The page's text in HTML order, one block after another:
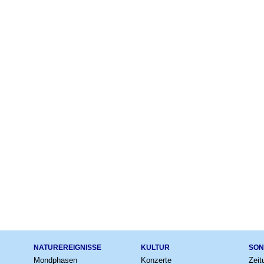
NATUREREIGNISSE
Mondphasen
KULTUR
Konzerte